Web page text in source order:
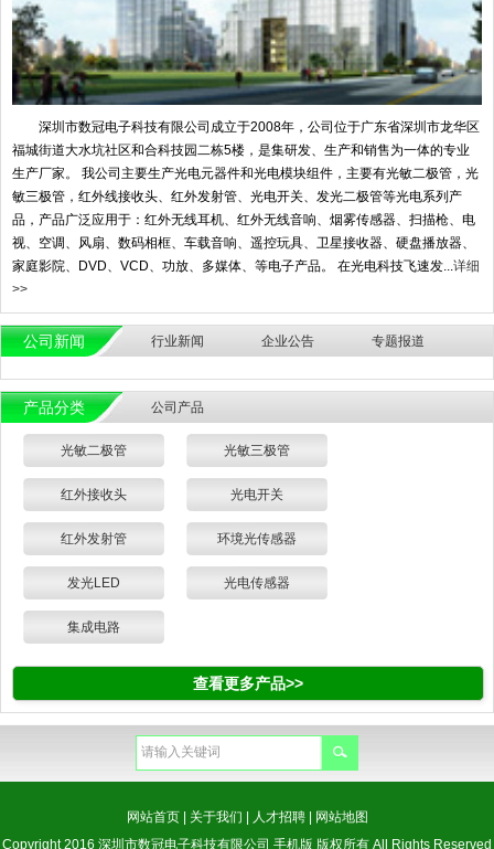
深圳市数冠电子科技有限公司成立于2008年，公司位于广东省深圳市龙华区
福城街道大水坑社区和合科技园二栋5楼，是集研发、生产和销售为一体的专业
生产厂家。 我公司主要生产光电元器件和光电模块组件，主要有光敏二极管，光
敏三极管，红外线接收头、红外发射管、光电开关、发光二极管等光电系列产
品，产品广泛应用于：红外无线耳机、红外无线音响、烟雾传感器、扫描枪、电
视、空调、风扇、数码相框、车载音响、遥控玩具、卫星接收器、硬盘播放器、
家庭影院、DVD、VCD、功放、多媒体、等电子产品。 在光电科技飞速发...详细
>>
公司新闻 行业新闻 企业公告 专题报道
产品分类 公司产品
光敏二极管 光敏三极管
红外接收头 光电开关
红外发射管 环境光传感器
发光LED 光电传感器
集成电路
查看更多产品>>
网站首页| 关于我们 | 人才招聘| 网站地图
Copyright 2016 深圳市数冠电子科技有限公司 手机版 版权所有 All Rights Reserved